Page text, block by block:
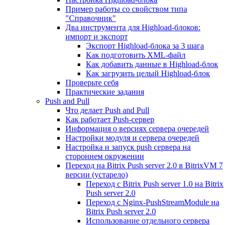
Пример работы со свойством типа
"Справочник"
Два инструмента для Highload-блоков:
импорт и экспорт
Экспорт Highload-блока за 3 шага
Как подготовить XML-файл
Как добавить данные в Highload-блок
Как загрузить целый Highload-блок
Проверьте себя
Практические задания
Push and Pull
Что делает Push and Pull
Как работает Push-сервер
Информация о версиях сервера очередей
Настройки модуля и сервера очередей
Настройка и запуск push сервера на
стороннем окружении
Переход на Bitrix Push server 2.0 в BitrixVM 7
версии (устарело)
Переход с Bitrix Push server 1.0 на Bitrix
Push server 2.0
Переход с Nginx-PushStreamModule на
Bitrix Push server 2.0
Использование отдельного сервера